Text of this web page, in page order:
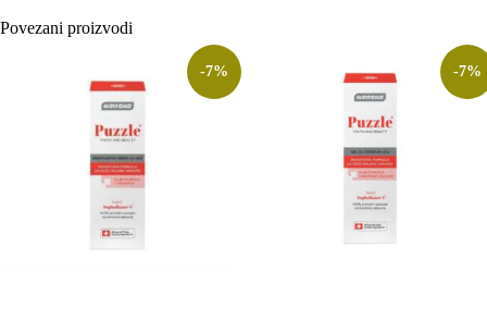
Povezani proizvodi
-7% -7%